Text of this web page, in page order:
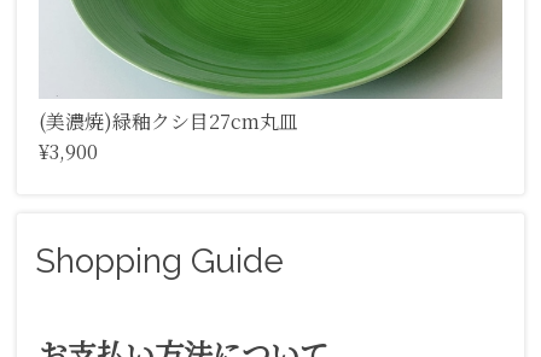
(美濃焼)緑釉クシ目27cm丸皿
¥3,900
Shopping Guide